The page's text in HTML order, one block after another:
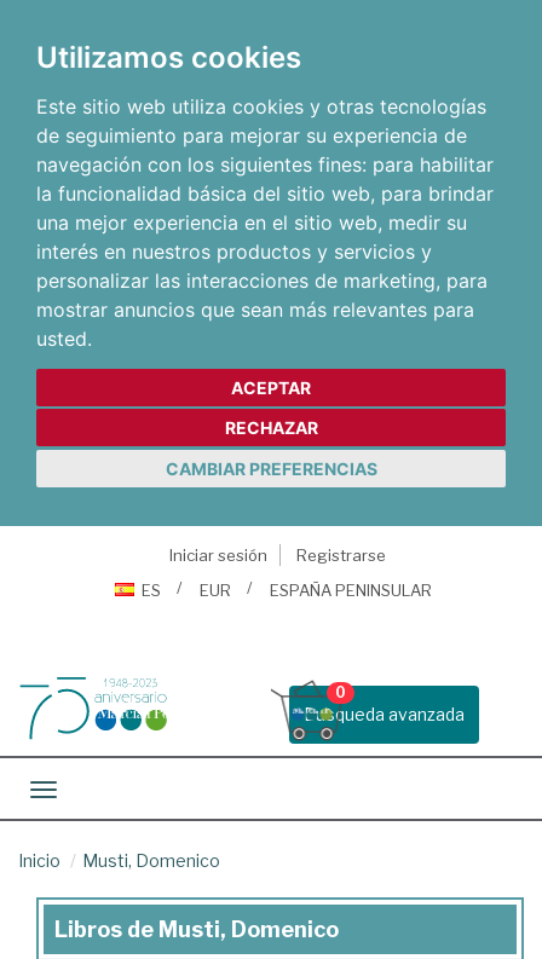
Utilizamos cookies
Este sitio web utiliza cookies y otras tecnologías
de seguimiento para mejorar su experiencia de
navegación con los siguientes fines: para habilitar
la funcionalidad básica del sitio web, para brindar
una mejor experiencia en el sitio web, medir su
interés en nuestros productos y servicios y
personalizar las interacciones de marketing, para
mostrar anuncios que sean más relevantes para
usted.
ACEPTAR
RECHAZAR
CAMBIAR PREFERENCIAS
Iniciar sesión
Registrarse
ES
EUR ESPAÑA PENINSULAR
Busqueda avanzada
0
Toggle navigation
Inicio Musti, Domenico
Libros
Libros de Musti, Domenico